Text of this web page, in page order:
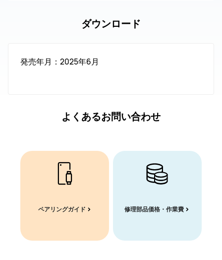
ダウンロード
発売年月：2025年6月
よくあるお問い合わせ
ペアリングガイド 修理部品価格・作業費